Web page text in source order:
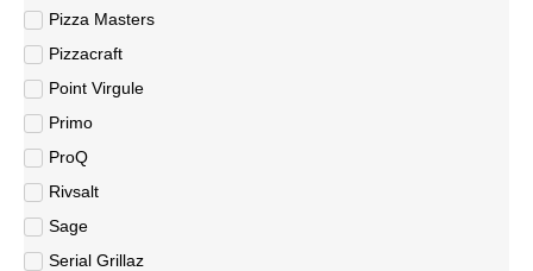
Pizza Masters
Pizzacraft
Point Virgule
Primo
ProQ
Rivsalt
Sage
Serial Grillaz